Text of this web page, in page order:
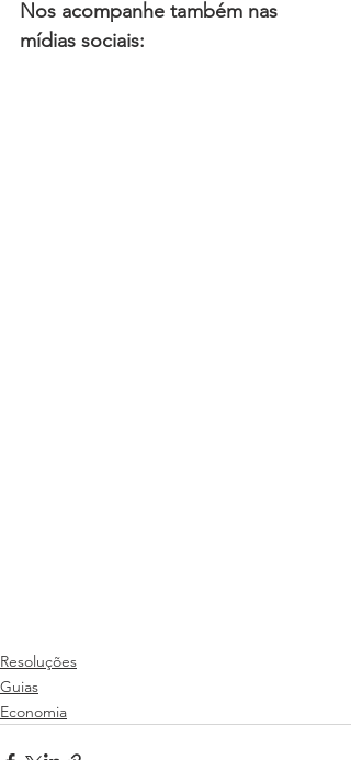
Nos acompanhe também nas
mídias sociais:
Resoluções
Guias
Economia